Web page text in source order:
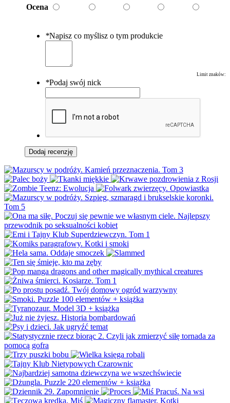
Ocena
*Napisz co myślisz o tym produkcie
Limit znaków:
*Podaj swój nick
Dodaj recenzję